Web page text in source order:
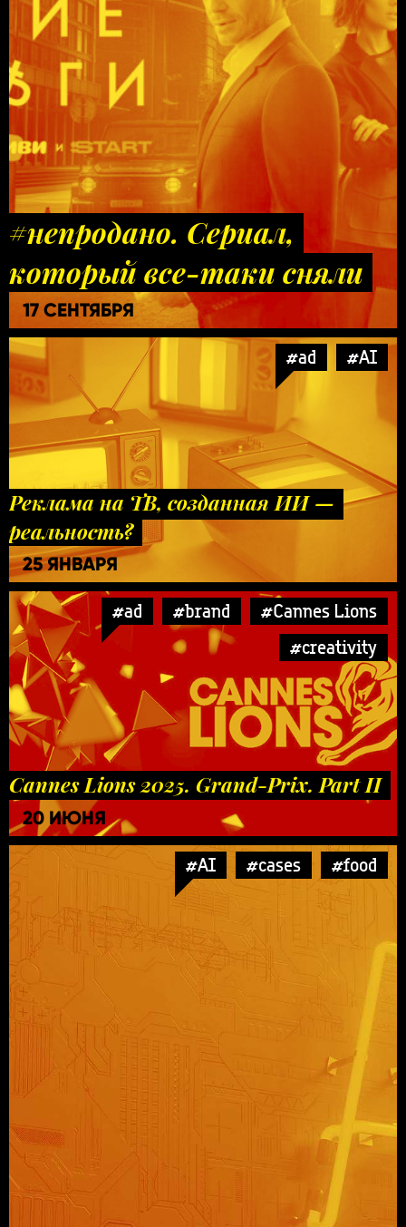
#непродано. Сериал,
который все-таки сняли
17 СЕНТЯБРЯ
#ad #AI
Реклама на ТВ, созданная ИИ —
реальность?
25 ЯНВАРЯ
#ad #brand
#Cannes Lions
#creativity
Cannes Lions 2025. Grand-Prix. Part II
20 ИЮНЯ
#AI #cases #food